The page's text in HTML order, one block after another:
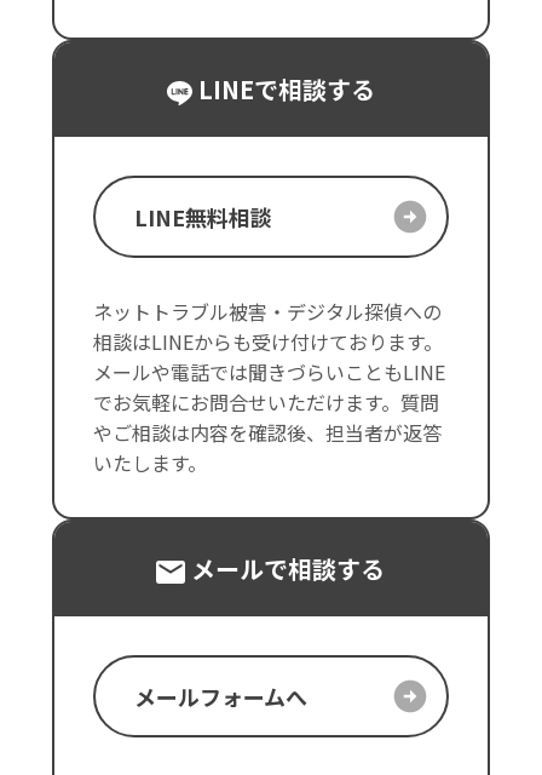
LINEで相談する
LINE無料相談
ネットトラブル被害・デジタル探偵への
相談はLINEからも受け付けております。
メールや電話では聞きづらいこともLINE
でお気軽にお問合せいただけます。質問
やご相談は内容を確認後、担当者が返答
いたします。
メールで相談する
メールフォームへ